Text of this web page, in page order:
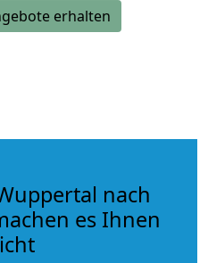
erhalten
nach
es Ihnen